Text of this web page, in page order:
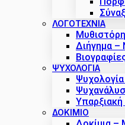
ΛΟΓΟΤΕΧΝΙΑ
Διήγημα –
ΨΥΧΟΛΟΓΙΑ
ΔΟΚΊΜΙΟ